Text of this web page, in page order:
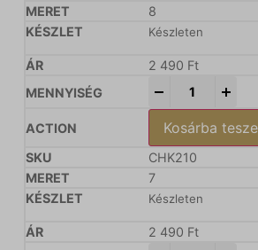
8
Készleten
2 490 Ft
Kosárba
CHK210
7
Készleten
2 490 Ft